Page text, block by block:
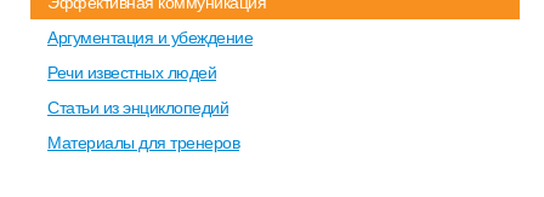
Аргументация и убеждение
Речи известных людей
Статьи из энциклопедий
Материалы для тренеров